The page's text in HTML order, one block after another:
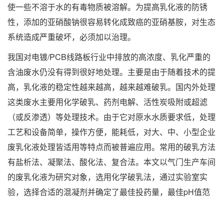
使一些不溶于水的有毒物质被溶解。为提高乳化液的防锈
性，添加的亚硝酸钠很容易转化成致癌的亚硝基胺，对生态
系统造成严重破坏，必须加以治理。
我国对电镀/PCB线路板行业中排放的高浓度、乳化严重的
含油废水仍没有得到很好地处理。主要是由于随着技术的提
高，乳化液的稳定性越来越高，越来越难破乳。国内外处理
这类废水主要用化学破乳、药剂电解、活性炭吸附或超滤
（或反渗透）等处理技术。由于它对原水水质要求低，处理
工艺和设备简单，操作方便，能耗低，对大、中、小型企业
废乳化液处理皆适用等特点而被普遍应用。常用的破乳方法
有盐析法、凝聚法、酸化法、复合法。本文以气门生产车间
的废乳化液为研究对象，选用化学破乳法，通过实验室实
验，选择合适的混凝剂并确定了最佳投药量，最佳pH值范